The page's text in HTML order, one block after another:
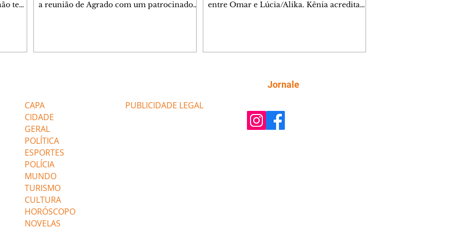
tem
de
a reunião de Agrado com um patrocinador.
termina o relacionamento dos dois.
entre Omar e Lúcia/Alika. Kênia acredita
comentam sobre a possível jazida de
tungstênio na região. Virgínia provoca
CAPA
CIDADE
GERAL
POLÍTICA
ESPORTES
POLÍCIA
MUNDO
TURISMO
CULTURA
HORÓSCOPO
NOVELAS
PUBLICIDADE LEGAL
Jornale